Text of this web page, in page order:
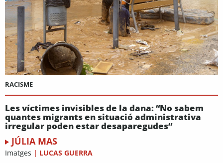
RACISME
Les víctimes invisibles de la dana: “No sabem
quantes migrants en situació administrativa
irregular poden estar desaparegudes”
JÚLIA MAS
Imatges | LUCAS GUERRA